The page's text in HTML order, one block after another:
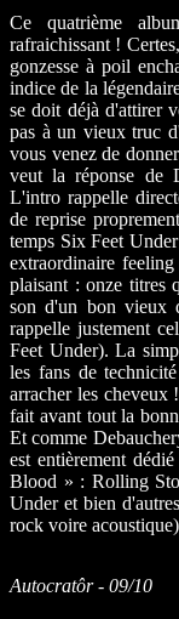
Ce quatrième
rafraichissant !
gonzesse à poil
indice de la
se doit déjà d'attirer
pas à un vieux truc
vous venez de
veut la réponse de
L'intro rappelle
de reprise
temps Six Feet
extraordinaire
plaisant : onze titres
son d'un bon vieux
rappelle justement
Feet Under). La
les fans de
arracher les cheveux
fait avant tout la
Et comme
est entièrement
Blood » : Rolling
Under et bien
rock voire
Autocratôr - 09/10